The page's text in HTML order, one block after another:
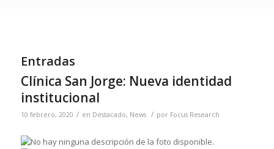
Entradas
Clínica San Jorge: Nueva identidad
institucional
10 febrero, 2020 / en Destacado, News / por Focus Research